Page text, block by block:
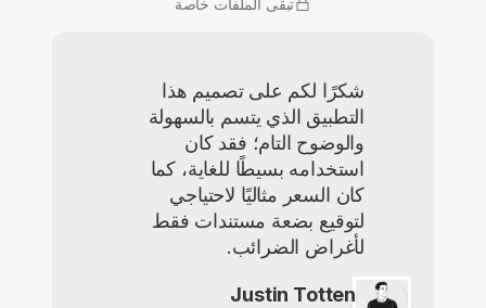
تبقى الملفات خاصة
شكرًا لكم على تصميم هذا
التطبيق الذي يتسم بالسهولة
والوضوح التام؛ فقد كان
استخدامه بسيطًا للغاية، كما
كان السعر مثاليًا لاحتياجي
لتوقيع بضعة مستندات فقط
لأغراض الضرائب.
Justin Totten